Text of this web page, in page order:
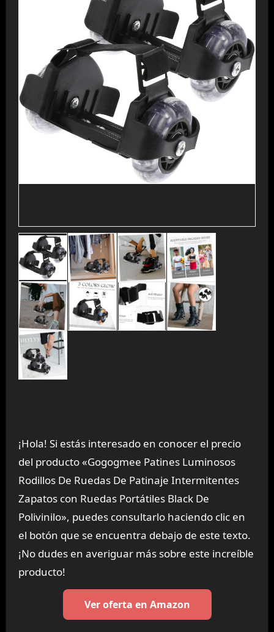
¡Hola! Si estás interesado en conocer el precio
del producto «Gogogmee Patines Luminosos
Rodillos De Ruedas De Patinaje Intermitentes
Zapatos con Ruedas Portátiles Black De
Polivinilo», puedes consultarlo haciendo clic en
el botón que se encuentra debajo de este texto.
¡No dudes en averiguar más sobre este increíble
producto!
Ver oferta en Amazon